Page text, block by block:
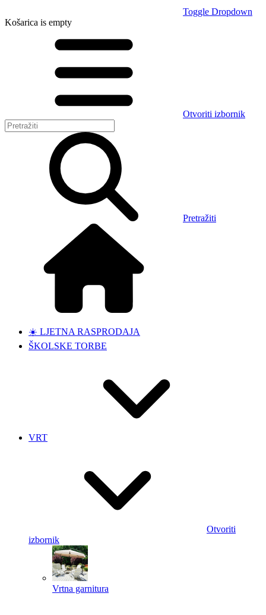
Toggle Dropdown
Košarica is empty
Otvoriti izbornik
Pretražiti
☀️ LJETNA RASPRODAJA
ŠKOLSKE TORBE
VRT
Otvoriti
izbornik
Vrtna garnitura